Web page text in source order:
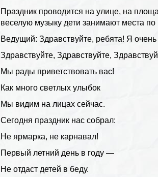
Праздник проводится на улице, на
веселую музыку дети занимают места по
Ведущий: Здравствуйте, ребята! Я
Здравствуйте, Здравствуйте,
Мы рады приветствовать вас!
Как много светлых улыбок
Мы видим на лицах сейчас.
Сегодня праздник нас собрал:
Не ярмарка, не карнавал!
Первый летний день в году —
Не отдаст детей в беду.